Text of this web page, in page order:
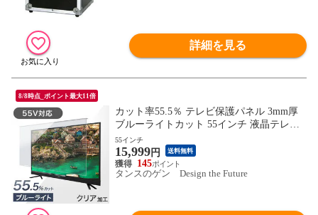
詳細を見る
8/8時点_ポイント最大11倍
カット率55.5％ テレビ保護パネル 3mm厚
ブルーライトカット 55インチ 液晶テレビ
保護パネル 保護フィルム 保護 液晶保護パ
ネル テレビカバー テレビ保護フィルム テ
レビガード 84300053〔55インチ〕【予約】
8月下旬※8/31までに出荷予定
55インチ
15,999円 送料無料
145
タンスのゲン Design the Future